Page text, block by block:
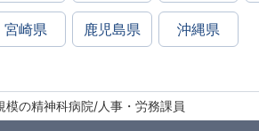
宮崎県 鹿児島県 沖縄県
模の精神科病院/人事・労務課員